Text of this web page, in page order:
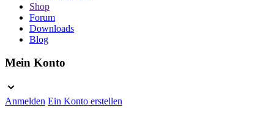
Shop
Forum
Downloads
Blog
Mein Konto
Anmelden Ein Konto erstellen